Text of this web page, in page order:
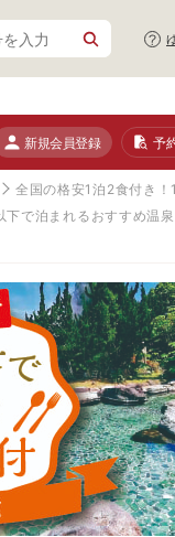
新規会員登録 予
全国の格安1泊2食付き
で泊まれるおすすめ温